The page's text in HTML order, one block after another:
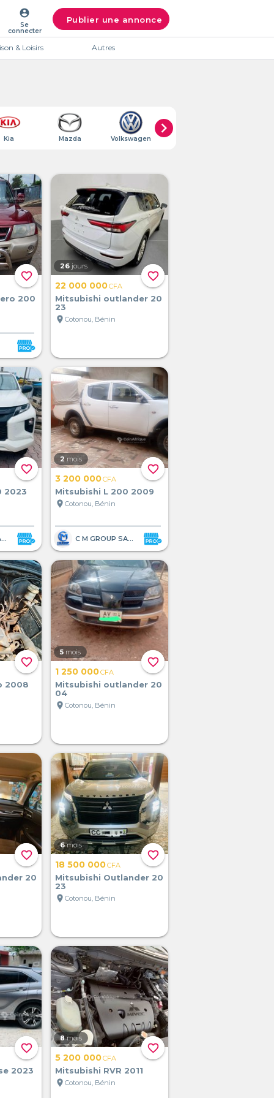
account_circle
Se
connecter
Publier une annonce
& Loisirs Autres
chevron_right
Kia Mazda Volkswagen
favorite_border
200
favorite_border
26 jours
22 000 000CFA
Mitsubishi outlander 20
23
location_onCotonou, Bénin
favorite_border
2023
C M GROUP SARL
favorite_border
2 mois
3 200 000CFA
Mitsubishi L 200 2009
location_onCotonou, Bénin
C M GROUP SARL
favorite_border
2008
favorite_border
5 mois
1 250 000CFA
Mitsubishi outlander 20
04
location_onCotonou, Bénin
favorite_border
20
favorite_border
6 mois
18 500 000CFA
Mitsubishi Outlander 20
23
location_onCotonou, Bénin
favorite_border
2023
favorite_border
8 mois
5 200 000CFA
Mitsubishi RVR 2011
location_onCotonou, Bénin